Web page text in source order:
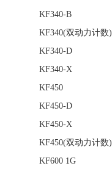
KF340-B
KF340(双动力计数)
KF340-D
KF340-X
KF450
KF450-D
KF450-X
KF450(双动力计数)
KF600 1G